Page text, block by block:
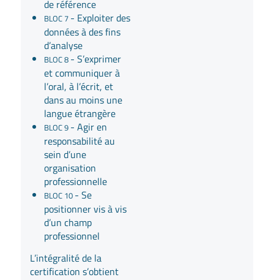
de référence
BLOC 7 - Exploiter des
données à des fins
d’analyse
BLOC 8 - S’exprimer
et communiquer à
l’oral, à l’écrit, et
dans au moins une
langue étrangère
BLOC 9 - Agir en
responsabilité au
sein d’une
organisation
professionnelle
BLOC 10 - Se
positionner vis à vis
d’un champ
professionnel
L’intégralité de la
certification s’obtient